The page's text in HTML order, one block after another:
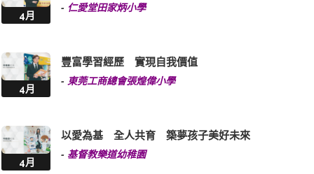
4月
- 仁愛堂田家炳小學
4月
豐富學習經歷 實現自我價值
- 東莞工商總會張煌偉小學
4月
以愛為基 全人共育 築夢孩子美好未來
- 基督教樂道幼稚園